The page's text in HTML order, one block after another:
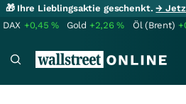
🎁 Ihre Lieblingsaktie geschenkt.→
DAX +0,45% Gold +2,26% Öl (Brent)